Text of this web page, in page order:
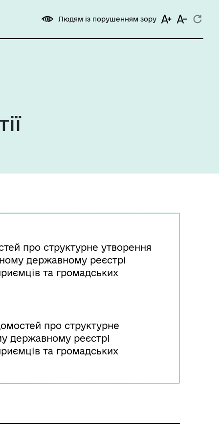
Людям із порушенням зору
про структурне утворення
державному реєстрі
та громадських
про структурне
державному реєстрі
та громадських